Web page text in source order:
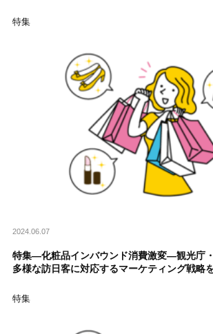
特集
2024.06.07
特集―化粧品インバウンド消費激変―観光庁
多様な訪日客に対応するマーケティング戦略
特集